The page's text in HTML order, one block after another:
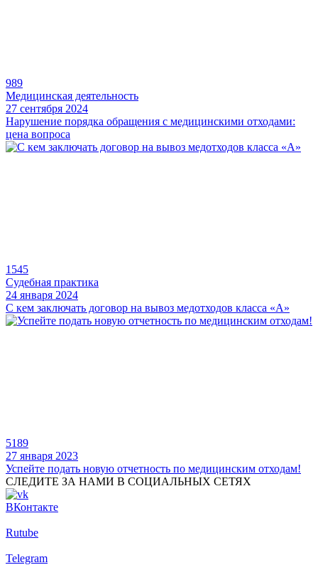
989
Медицинская деятельность
27 сентября 2024
Нарушение порядка обращения с медицинскими отходами:
цена вопроса
1545
Судебная практика
24 января 2024
С кем заключать договор на вывоз медотходов класса «А»
5189
27 января 2023
Успейте подать новую отчетность по медицинским отходам!
СЛЕДИТЕ ЗА НАМИ В СОЦИАЛЬНЫХ СЕТЯХ
ВКонтакте
Rutube
Telegram